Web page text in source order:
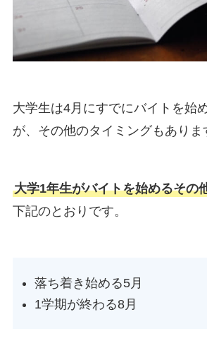
大学生は4月にすでにバイトを始
が、その他のタイミングもありま
大学1年生がバイトを始めるその
下記のとおりです。
落ち着き始める5月
1学期が終わる8月